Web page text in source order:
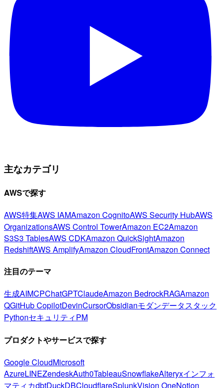
主なカテゴリ
AWSで探す
AWS特集AWS IAMAmazon CognitoAWS Security HubAWS
OrganizationsAWS Control TowerAmazon EC2Amazon
S3S3 TablesAWS CDKAmazon QuickSightAmazon
RedshiftAWS AmplifyAmazon CloudFrontAmazon Connect
注目のテーマ
生成AIMCPChatGPTClaudeAmazon BedrockRAGAmazon
QGitHub CopilotDevinCursorObsidianモダンデータスタック
PythonセキュリティPM
プロダクトやサービスで探す
Google CloudMicrosoft
AzureLINEZendeskAuth0TableauSnowflakeAlteryxインフォ
マティカdbtDuckDBCloudflareSplunkVision OneNotion